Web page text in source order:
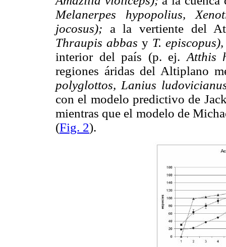
Melanerpes hypopolius,
jocosus); a la vertiente del
Thraupis abbasy T.
interior del país (p. ej. Atthis
regiones áridas del Altiplano
polyglottos, Lanius
con el modelo predictivo de
mientras que el modelo de
(Fig. 2).